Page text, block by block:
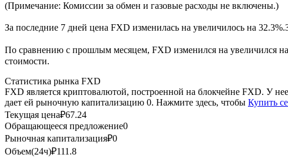
USDC фьючерсы
Фьючерсы с использованием USDC в качестве обеспечения
(Примечание: Комиссии за обмен и газовые расходы не включены.)
За последние 7 дней цена FXD изменилась на увеличилось на 32.3%.
По сравнению с прошлым месяцем, FXD изменился на увеличился
стоимости.
Статистика рынка FXD
FXD является криптовалютой, построенной на блокчейне FXD. У
дает ей рыночную капитализацию 0. Нажмите здесь, чтобы Купить
Текущая цена₽67.24
Обращающееся предложение0
Рыночная капитализация₽0
Объем(24ч)₽111.8